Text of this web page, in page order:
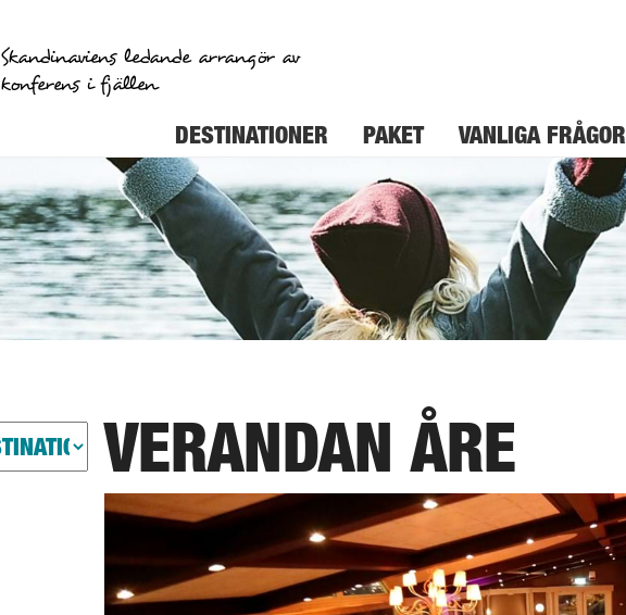
Skandinaviens ledande arrangör av
konferens i fjällen
DESTINATIONER PAKET VANLIGA FRÅGOR
VERANDAN ÅRE